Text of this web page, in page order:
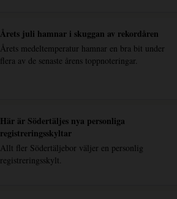
Årets juli hamnar i skuggan av rekordåren
Årets medeltemperatur hamnar en bra bit under
flera av de senaste årens toppnoteringar.
Här är Södertäljes nya personliga
registreringsskyltar
Allt fler Södertäljebor väljer en personlig
registreringsskylt.